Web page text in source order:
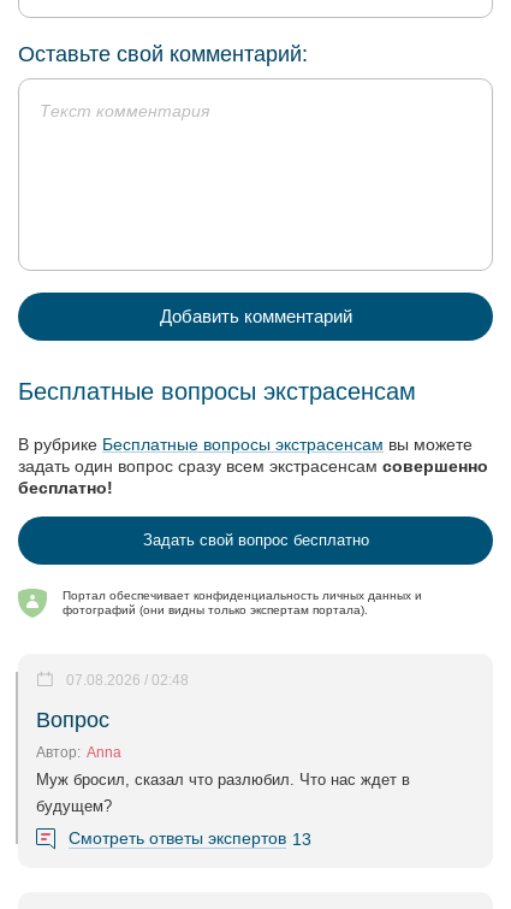
Оставьте свой комментарий:
Добавить комментарий
Бесплатные вопросы экстрасенсам
В рубрике Бесплатные вопросы экстрасенсам вы можете
задать один вопрос сразу всем экстрасенсам совершенно
бесплатно!
Задать свой вопрос бесплатно
Портал обеспечивает конфиденциальность личных данных и
фотографий (они видны только экспертам портала).
Вопрос
07.08.2026 / 02:48
Автор: Anna
Муж бросил, сказал что разлюбил. Что нас ждет в
будущем?
Смотреть ответы экспертов 13